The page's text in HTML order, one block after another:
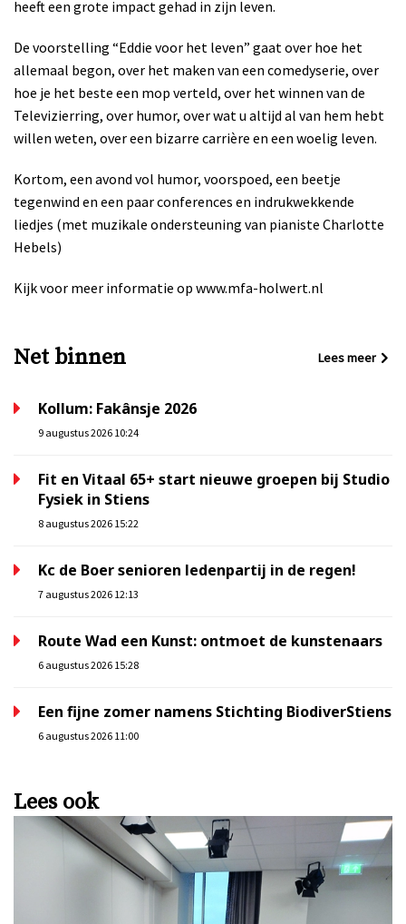
heeft een grote impact gehad in zijn leven.
De voorstelling “Eddie voor het leven” gaat over hoe het
allemaal begon, over het maken van een comedyserie, over
hoe je het beste een mop verteld, over het winnen van de
Televizierring, over humor, over wat u altijd al van hem hebt
willen weten, over een bizarre carrière en een woelig leven.
Kortom, een avond vol humor, voorspoed, een beetje
tegenwind en een paar conferences en indrukwekkende
liedjes (met muzikale ondersteuning van pianiste Charlotte
Hebels)
Kijk voor meer informatie op www.mfa-holwert.nl
Net binnen Lees meer
Kollum: Fakânsje 2026
9 augustus 2026 10:24
Fit en Vitaal 65+ start nieuwe groepen bij Studio
Fysiek in Stiens
8 augustus 2026 15:22
Kc de Boer senioren ledenpartij in de regen!
7 augustus 2026 12:13
Route Wad een Kunst: ontmoet de kunstenaars
6 augustus 2026 15:28
Een fijne zomer namens Stichting BiodiverStiens
6 augustus 2026 11:00
Lees ook